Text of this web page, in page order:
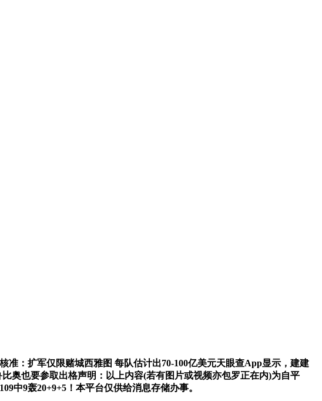
：扩军仅限赌城西雅图 每队估计出70-100亿美元天眼查App显示，建建
奥也要参取出格声明：以上内容(若有图片或视频亦包罗正在内)为自平
中9轰20+9+5！本平台仅供给消息存储办事。